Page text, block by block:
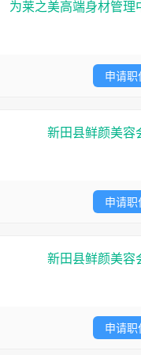
为莱之美高端身材管理
申请职
新田县鲜颜美容
申请职
新田县鲜颜美容
申请职